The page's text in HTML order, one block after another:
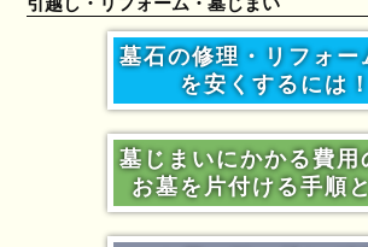
引越し・リフォーム・墓じまい
墓石の修理・リフォー
を安くするには！
墓じまいにかかる費用
お墓を片付ける手順